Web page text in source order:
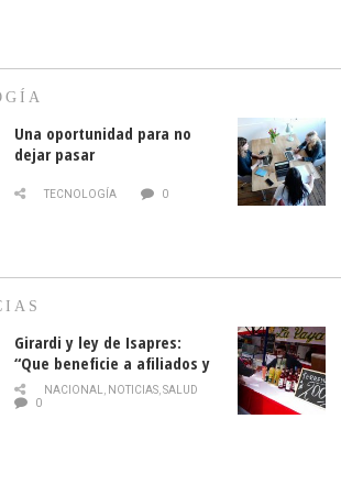
Una oportunidad para no
dejar pasar
TECNOLOGÍA 0
Girardi y ley de Isapres:
“Que beneficie a afiliados y
no legalice el abuso”
NACIONAL, NOTICIAS,SALUD
0